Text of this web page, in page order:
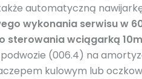
automatyczną
wykonania serwisu w
sterowania wciągarką 10m
(006.4) na
kulowym lub